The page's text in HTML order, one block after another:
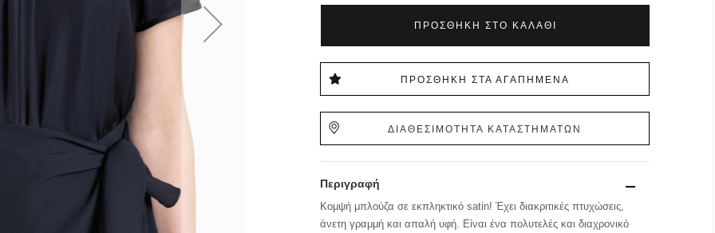
ΠΡΟΣΘΉΚΗ ΣΤΟ ΚΑΛΆΘΙ
ΠΡΟΣΘΉΚΗ ΣΤΑ ΑΓΑΠΗΜΈΝΑ
ΔΙΑΘΕΣΙΜΟΤΗΤΑ ΚΑΤΑΣΤΗΜΑΤΩΝ
Περιγραφή
Κομψή μπλούζα σε εκπληκτικό satin! Έχει διακριτικές πτυχώσεις,
άνετη γραμμή και απαλή υφή. Είναι ένα πολυτελές και διαχρονικό